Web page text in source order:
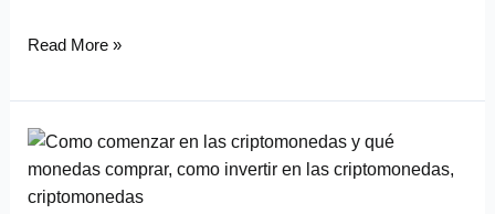
Read More »
Cómo
Invertir
en